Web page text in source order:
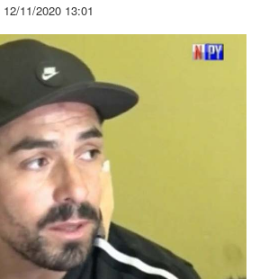
12/11/2020 13:01